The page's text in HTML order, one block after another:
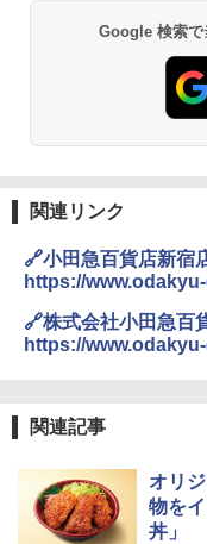
|
3
4
[
4
Google 検索で
関連リンク
🔗小田急百貨店新宿
https://
🔗株式会社小田急百
https://
関連記事
オリ
物を
丼」